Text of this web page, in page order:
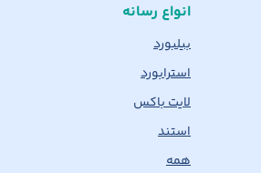
انواع رسانه
بیلبورد
استرابورد
لایت باکس
استند
همه